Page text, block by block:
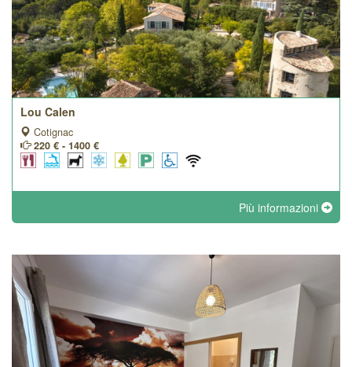
Lou Calen
Cotignac
220 € - 1400 €
Più informazioni